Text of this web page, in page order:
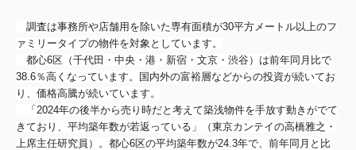
調査は事務所や店舗用を除いた専有面積が30平方メートル以上のフ
ァミリータイプの物件を対象としています。
都心6区（千代田・中央・港・新宿・文京・渋谷） は前年同月比で
38.6％高くなっています。 国内外の富裕層などからの投資が続いてお
り、 価格高騰が続いています。
「2024年の後半から売り時だと考えて築浅物件を手放す動きがでて
きており、平均築年数が若返っている」（東京カンテイの高橋雅之・
上席主任研究員）。 都心6区の平均築年数が24.3年で、前年同月と比